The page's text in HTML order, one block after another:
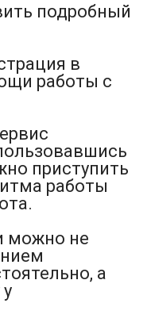
подробный
в
работы с
приступить
работы
можно не
а